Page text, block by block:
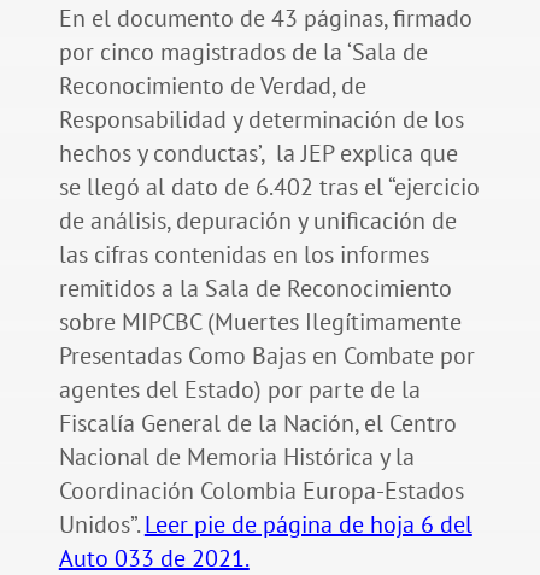
En el documento de 43 páginas, firmado
por cinco magistrados de la ‘Sala de
Reconocimiento de Verdad, de
Responsabilidad y determinación de los
hechos y conductas’, la JEP explica que
se llegó al dato de 6.402 tras el “ejercicio
de análisis, depuración y unificación de
las cifras contenidas en los informes
remitidos a la Sala de Reconocimiento
sobre MIPCBC (Muertes Ilegítimamente
Presentadas Como Bajas en Combate por
agentes del Estado) por parte de la
Fiscalía General de la Nación, el Centro
Nacional de Memoria Histórica y la
Coordinación Colombia Europa-Estados
Unidos”.Leer pie de página de hoja 6 del
Auto 033 de 2021.